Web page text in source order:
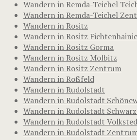
Wandern in Remda-Teichel
Wandern in Remda-Teichel
Wandern in Rositz
Wandern in Rositz
Wandern in Rositz Gorma
Wandern in Rositz Molbitz
Wandern in Rositz Zentrum
Wandern in Roßfeld
Wandern in Rudolstadt
Wandern in Rudolstadt
Wandern in Rudolstadt
Wandern in Rudolstadt
Wandern in Rudolstadt